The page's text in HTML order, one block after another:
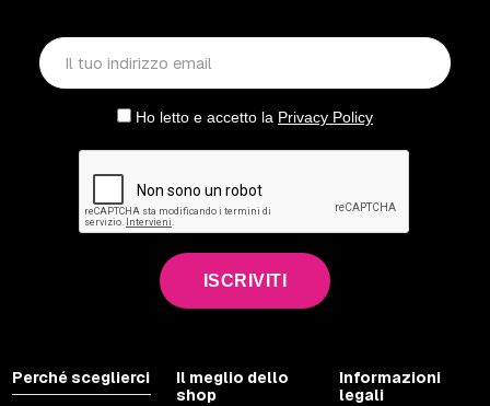
Ho letto e accetto la Privacy Policy
ISCRIVITI
Perché sceglierci
Il meglio dello
shop
Informazioni
legali